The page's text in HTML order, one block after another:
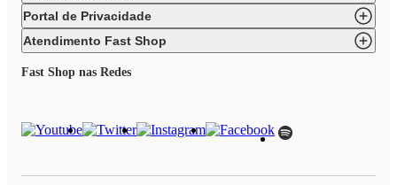
Alta Autonomia e Função de Retomada
Com bateria de 3200 mAh (até 150 minutos), ele limpa sua casa inteira,
importa o tamanho, retomando de onde parou após a recarga para garantir
100% de cobertura, além da função Full Go.
ROPO VISION PRO: mais do que um aspirador, um guardião inteligente
Portal de Privacidade
Atendimento Fast Shop
Fast Shop nas Redes